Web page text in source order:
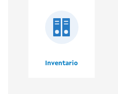
Inventario